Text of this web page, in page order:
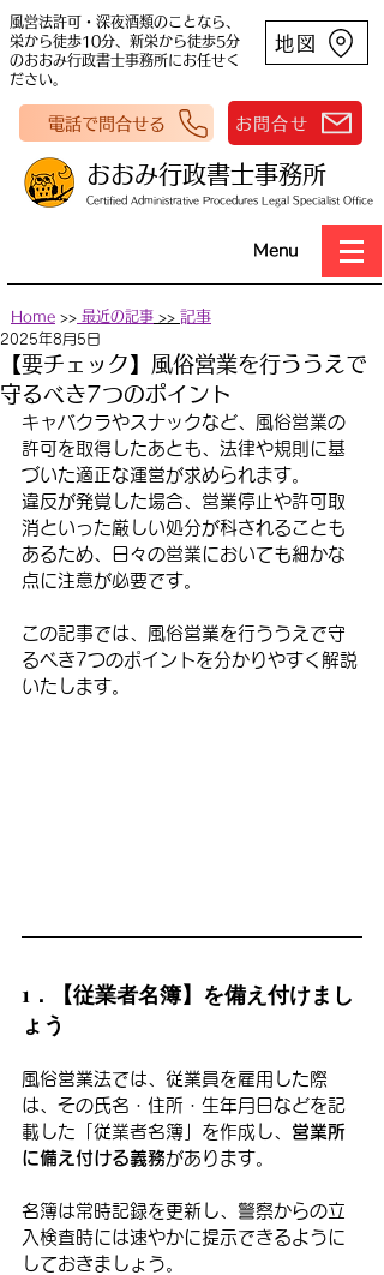
風営法許可・深夜酒類のことなら、
栄から徒歩10分、新栄から徒歩5分
のおおみ行政書士事務所にお任せく
ださい。
地図
電話で問合せる お問合せ
おおみ行政書士事務所
Certified Administrative Procedures Legal Specialist Office
Menu
Home >> 最近の記事 >> ​記事
【要チェック】風俗営業を行ううえで
守るべき7つのポイント
2025年8月5日
キャバクラやスナックなど、風俗営業の
許可を取得したあとも、法律や規則に基
づいた適正な運営が求められます。
違反が発覚した場合、営業停止や許可取
消といった厳しい処分が科されることも
あるため、日々の営業においても細かな
点に注意が必要です。
この記事では、風俗営業を行ううえで守
るべき7つのポイントを分かりやすく解説
いたします。
1．【従業者名簿】を備え付けまし
ょう
風俗営業法では、従業員を雇用した際
は、その氏名・住所・生年月日などを記
載した「従業者名簿」を作成し、 営業所
に備え付ける義務があります。
名簿は常時記録を更新し、警察からの立
入検査時には速やかに提示できるように
しておきましょう。